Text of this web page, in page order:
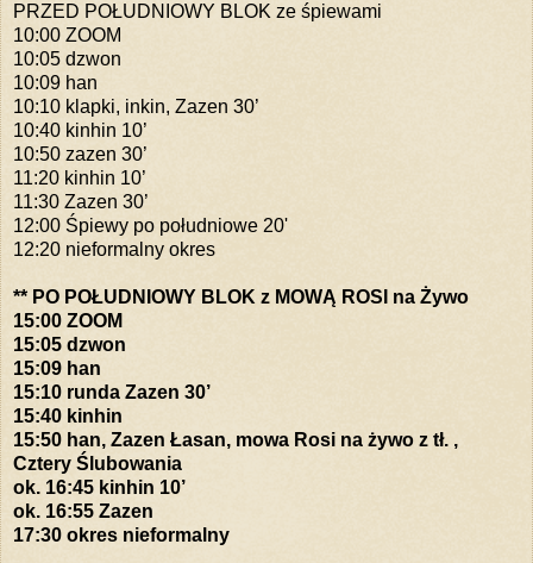
PRZED POŁUDNIOWY BLOK ze śpiewami
10:00 ZOOM
10:05 dzwon
10:09 han
10:10 klapki, inkin, Zazen 30’
10:40 kinhin 10’
10:50 zazen 30’
11:20 kinhin 10’
11:30 Zazen 30’
12:00 Śpiewy po południowe 20'
12:20 nieformalny okres
** PO POŁUDNIOWY BLOK z MOWĄ ROSI na Żywo
15:00 ZOOM
15:05 dzwon
15:09 han
15:10 runda Zazen 30’
15:40 kinhin
15:50 han, Zazen Łasan, mowa Rosi na żywo z tł. ,
Cztery Ślubowania
ok. 16:45 kinhin 10’
ok. 16:55 Zazen
17:30 okres nieformalny